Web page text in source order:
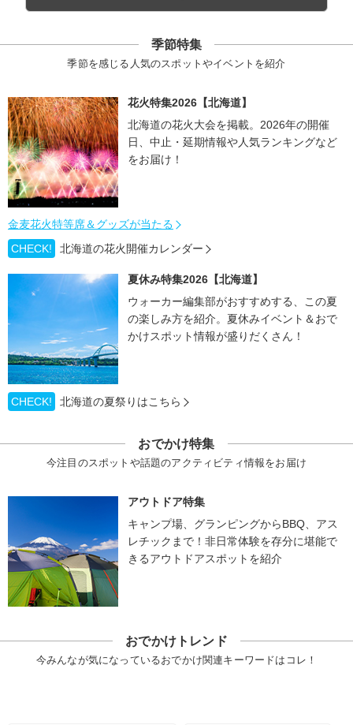
季節特集
季節を感じる人気のスポットやイベントを紹介
花火特集2026【北海道】
北海道の花火大会を掲載。2026年の開催
日、中止・延期情報や人気ランキングなど
をお届け！
金麦花火特等席＆グッズが当たる
CHECK!
北海道の花火開催カレンダー
夏休み特集2026【北海道】
ウォーカー編集部がおすすめする、この夏
の楽しみ方を紹介。夏休みイベント＆おで
かけスポット情報が盛りだくさん！
CHECK! 北海道の夏祭りはこちら
おでかけ特集
今注目のスポットや話題のアクティビティ情報をお届け
アウトドア特集
キャンプ場、グランピングからBBQ、アス
レチックまで！非日常体験を存分に堪能で
きるアウトドアスポットを紹介
おでかけトレンド
今みんなが気になっているおでかけ関連キーワードはコレ！